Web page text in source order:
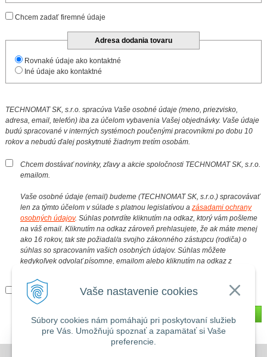
Vaše nastavenie cookies
Súbory cookies nám pomáhajú pri poskytovaní služieb
pre Vás. Umožňujú spoznať a zapamätať si Vaše
preferencie.
Chcem zadať firemné údaje
Adresa dodania tovaru
Rovnaké údaje ako kontaktné
Iné údaje ako kontaktné
TECHNOMAT SK, s.r.o. spracúva Vaše osobné údaje (meno, priezvisko,
adresa, email, telefón) iba za účelom vybavenia Vašej objednávky. Vaše údaje
budú spracované v interných systémoch poučenými pracovníkmi po dobu 10
rokov a nebudú ďalej poskytnuté žiadnym tretím osobám.
Chcem dostávať novinky, zľavy a akcie spoločnosti TECHNOMAT SK, s.r.o.
emailom.
Vaše osobné údaje (email) budeme (TECHNOMAT SK, s.r.o.) spracovávať
len za týmto účelom v súlade s platnou legislatívou a zásadami ochrany
osobných údajov. Súhlas potvrdíte kliknutím na odkaz, ktorý vám pošleme
na váš email. Kliknutím na odkaz zároveň prehlasujete, že ak máte menej
ako 16 rokov, tak ste požiadal/a svojho zákonného zástupcu (rodiča) o
súhlas so spracovaním vašich osobných údajov. Súhlas môžete
kedykoľvek odvolať písomne, emailom alebo kliknutím na odkaz z
Súhlasím so spracovaním osobných údajov *
DOVOLENKA 3. - 7. augusta 2026